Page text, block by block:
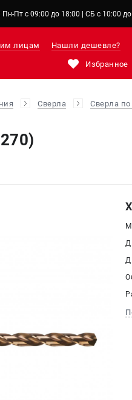
Пт с 09:00 до 18:00 | СБ с 10:00
лицам Нашли дешевле?
Избранное
Сверла Сверла